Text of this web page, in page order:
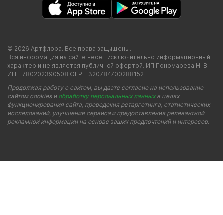
© 2026 Артфлора. Все права защищены.
Вся информация на сайте несет исключительно информационный
характер и не является публичной офертой. ИП Пономарева Н. В.
ИНН 780202390508 ОГРН 320784700288152
Продолжая работу с сайтом, вы даете согласие на использование
сайтом cookies и обработку персональных данныхв целях
функционирования сайта, проведения ретаргетинга, статистических
исследований, улучшения сервиса и предоставления релевантной
рекламной информации на основе ваших предпочтений и интересов.